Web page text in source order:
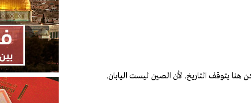
يتوقف التاريخ. لأن الصين ليست اليابان.